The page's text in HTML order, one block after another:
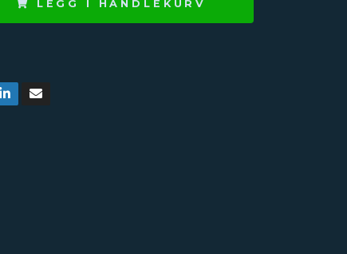
LEGG I HANDLEKURV